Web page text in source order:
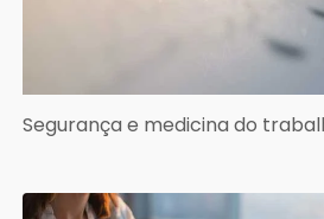
Segurança e medicina do